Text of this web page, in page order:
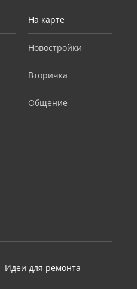
На карте
Новостройки
Вторичка
Общение
Идеи для ремонта